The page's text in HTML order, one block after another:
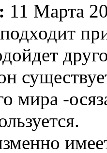
11 Марта
мира -